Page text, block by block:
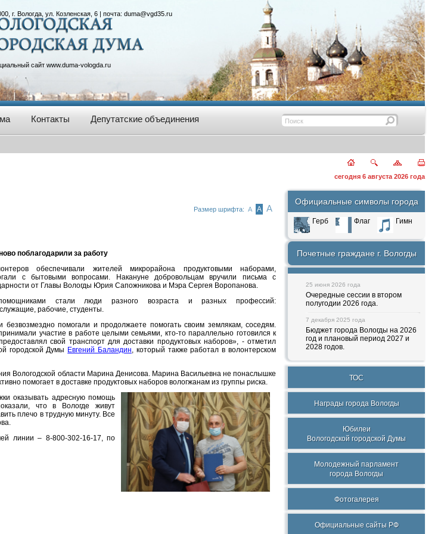
г. Вологда, ул. Козленская, 6 | почта: duma@vgd35.ru
сайт www.duma-vologda.ru
Контакты Депутатские объединения
сегодня 6 августа 2026 года
Размер шрифта: А А А
поблагодарили за работу
обеспечивали жителей микрорайона продуктовыми наборами,
с бытовыми вопросами. Накануне добровольцам вручили письма с
от Главы Вологды Юрия Сапожникова и Мэра Сергея Воропанова.
стали люди разного возраста и разных профессий:
рабочие, студенты.
безвозмездно помогали и продолжаете помогать своим землякам, соседям.
участие в работе целыми семьями, кто-то параллельно готовился к
свой транспорт для доставки продуктовых наборов», - отметил
городской Думы Евгений Баландин, который также работал в волонтерском
Вологодской области Марина Денисова. Марина Васильевна не понаслышке
помогает в доставке продуктовых наборов вологжанам из группы риска.
оказывать адресную помощь
что в Вологде живут
плечо в трудную минуту. Все
линии – 8-800-302-16-17, по
Официальные символы города
Герб Флаг Гимн
Почетные граждане г. Вологды
25 июня 2026 года
Очередные сессии в втором
полугодии 2026 года.
7 декабря 2025 года
Бюджет города Вологды на 2026
год и плановый период 2027 и
2028 годов.
ТОС
Награды города Вологды
Юбилеи
Вологодской городской Думы
Молодежный парламент
города Вологды
Фотогалерея
Официальные сайты РФ